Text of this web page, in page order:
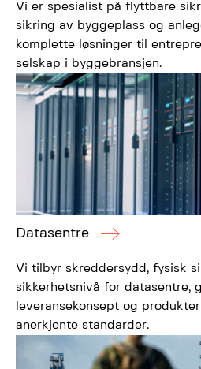
Vi er spesialist på flyttbare
sikring av byggeplass og
komplette løsninger til
selskap i byggebransjen.
Datasentre
Vi tilbyr skreddersydd, fysisk
sikkerhetsnivå for datasentre,
leveransekonsept og
anerkjente standarder.